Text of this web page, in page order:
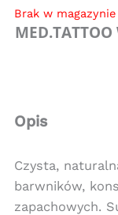
Brak w magazynie
Opis
Czysta,
barwników,
zapachowych.